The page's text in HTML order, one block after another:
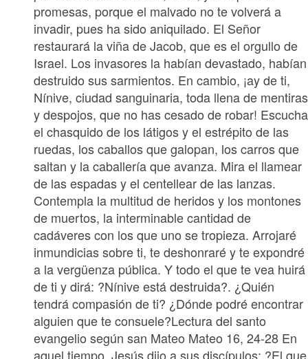
promesas, porque el malvado no te volverá a
invadir, pues ha sido aniquilado. El Señor
restaurará la viña de Jacob, que es el orgullo de
Israel. Los invasores la habían devastado, habían
destruido sus sarmientos. En cambio, ¡ay de ti,
Nínive, ciudad sanguinaria, toda llena de mentiras
y despojos, que no has cesado de robar! Escucha
el chasquido de los látigos y el estrépito de las
ruedas, los caballos que galopan, los carros que
saltan y la caballería que avanza. Mira el llamear
de las espadas y el centellear de las lanzas.
Contempla la multitud de heridos y los montones
de muertos, la interminable cantidad de
cadáveres con los que uno se tropieza. Arrojaré
inmundicias sobre ti, te deshonraré y te expondré
a la vergüenza pública. Y todo el que te vea huirá
de ti y dirá: ?Nínive está destruida?. ¿Quién
tendrá compasión de ti? ¿Dónde podré encontrar
alguien que te consuele?Lectura del santo
evangelio según san Mateo Mateo 16, 24-28 En
aquel tiempo, Jesús dijo a sus discípulos: ?El que